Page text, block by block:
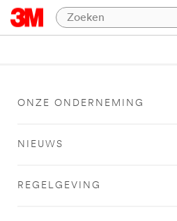
ONZE ONDERNEMING
NIEUWS
REGELGEVING